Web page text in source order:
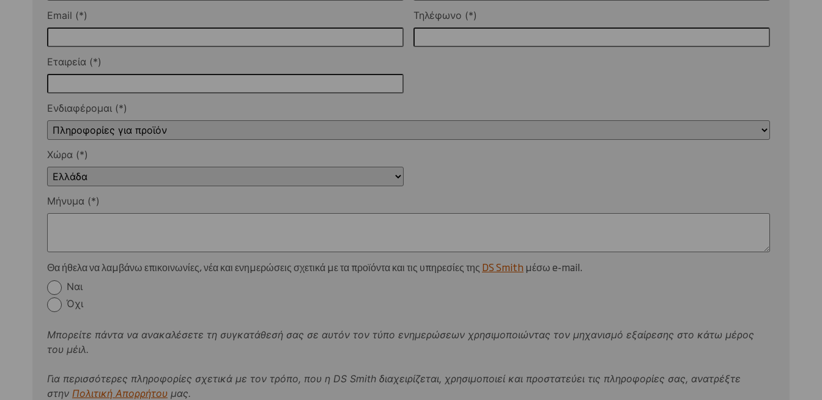
Email Τηλέφωνο
Εταιρεία
Ενδιαφέρομαι
Χώρα
Μήνυμα
Θα ήθελα να λαμβάνω επικοινωνίες, νέα και ενημερώσεις σχετικά με τα προϊόντα και τις υπηρεσίες της DS Smith μέσω e-mail.
Ναι
Όχι
Μπορείτε πάντα να ανακαλέσετε τη συγκατάθεσή σας σε αυτόν τον τύπο ενημερώσεων χρησιμοποιώντας τον μηχανισμό εξαίρεσης στο κάτω μέρος
του μέιλ.
Για περισσότερες πληροφορίες σχετικά με τον τρόπο, που η DS Smith διαχειρίζεται, χρησιμοποιεί και προστατεύει τις πληροφορίες σας, ανατρέξτε
στην Πολιτική Απορρήτου μας.